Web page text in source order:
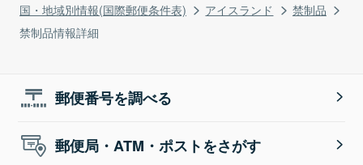
国・地域別情報(国際郵便条件表)
アイスランド
禁制品
禁制品情報詳細
郵便番号を調べる
郵便局・ATM・ポストをさがす